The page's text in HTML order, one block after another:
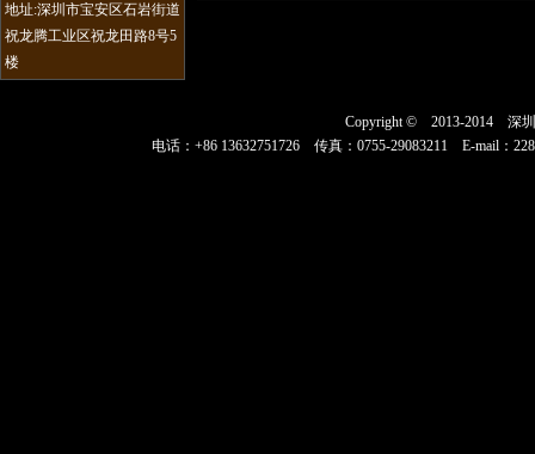
地址:深圳市宝安区石岩街道
祝龙腾工业区祝龙田路8号5
楼
Copyright © 2013-2014 深
电话：+86 13632751726 传真：0755-29083211 E-mail：